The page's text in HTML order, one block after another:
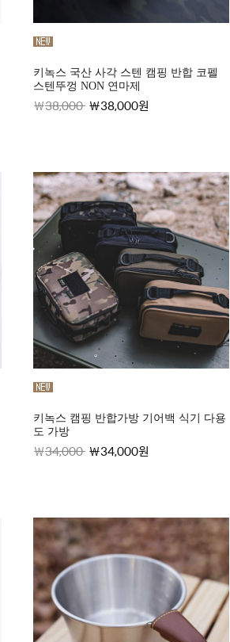
키녹스 국산 사각 스텐 캠핑 반합 코펠
스텐뚜껑 NON 연마제
38,000 38,000원
키녹스 캠핑 반합가방 기어백 식기 다용
도 가방
34,000 34,000원